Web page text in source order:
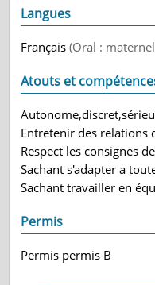
Langues
Français(Oral :
Atouts et
Entretenir des relations
Respect les consignes
Sachant s'adapter a
Sachant travailler en
Permis
Permis permis B